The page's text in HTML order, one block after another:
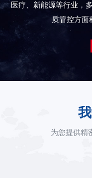
医疗、新能源等行业，
质管控方面
为您提供精